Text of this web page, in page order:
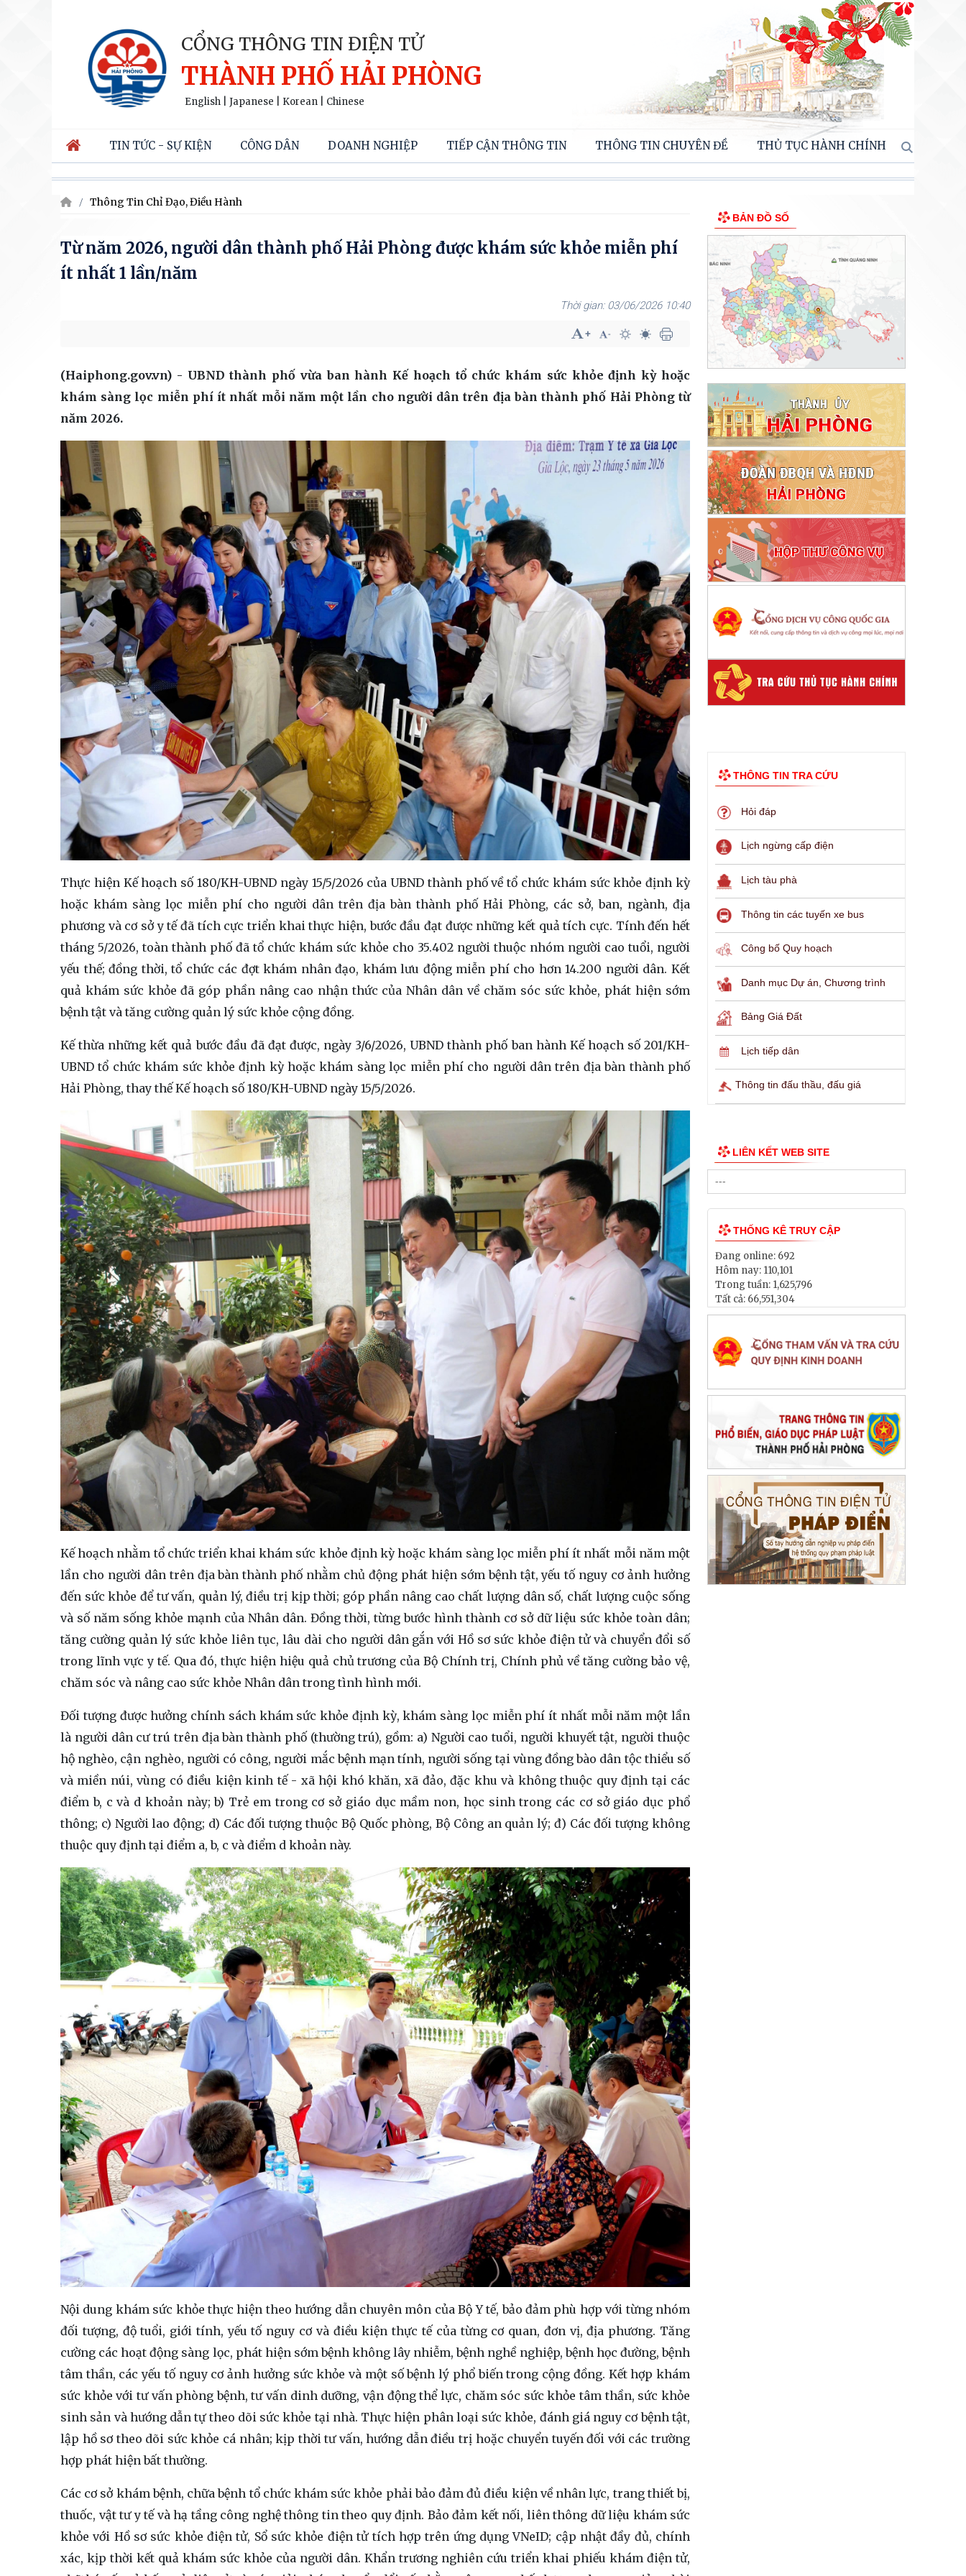
CỔNG THÔNG TIN ĐIỆN TỬ
THÀNH PHỐ HẢI PHÒNG
English Japanese Korean Chinese
TIN TỨC - SỰ KIỆN CÔNG DÂN DOANH NGHIỆP TIẾP CẬN THÔNG TIN THÔNG TIN CHUYÊN ĐỀ THỦ TỤC HÀNH CHÍNH
Thông Tin Chỉ Đạo, Điều Hành
Từ năm 2026, người dân thành phố Hải Phòng được khám sức khỏe miễn phí
ít nhất 1 lần/năm
03/06/2026 10:40
(Haiphong.gov.vn) - UBND thành phố vừa ban hành Kế hoạch tổ chức khám sức khỏe định kỳ hoặc
khám sàng lọc miễn phí ít nhất mỗi năm một lần cho người dân trên địa bàn thành phố Hải Phòng từ
năm 2026.
Thực hiện Kế hoạch số 180/KH-UBND ngày 15/5/2026 của UBND thành phố về tổ chức khám sức khỏe định kỳ
hoặc khám sàng lọc miễn phí cho người dân trên địa bàn thành phố Hải Phòng, các sở, ban, ngành, địa
phương và cơ sở y tế đã tích cực triển khai thực hiện, bước đầu đạt được những kết quả tích cực. Tính đến hết
tháng 5/2026, toàn thành phố đã tổ chức khám sức khỏe cho 35.402 người thuộc nhóm người cao tuổi, người
yếu thế; đồng thời, tổ chức các đợt khám nhân đạo, khám lưu động miễn phí cho hơn 14.200 người dân. Kết
quả khám sức khỏe đã góp phần nâng cao nhận thức của Nhân dân về chăm sóc sức khỏe, phát hiện sớm
bệnh tật và tăng cường quản lý sức khỏe cộng đồng.
Kế thừa những kết quả bước đầu đã đạt được, ngày 3/6/2026, UBND thành phố ban hành Kế hoạch số 201/KH-
UBND tổ chức khám sức khỏe định kỳ hoặc khám sàng lọc miễn phí cho người dân trên địa bàn thành phố
Hải Phòng, thay thế Kế hoạch số 180/KH-UBND ngày 15/5/2026.
Kế hoạch nhằm tổ chức triển khai khám sức khỏe định kỳ hoặc khám sàng lọc miễn phí ít nhất mỗi năm một
lần cho người dân trên địa bàn thành phố nhằm chủ động phát hiện sớm bệnh tật, yếu tố nguy cơ ảnh hưởng
đến sức khỏe để tư vấn, quản lý, điều trị kịp thời; góp phần nâng cao chất lượng dân số, chất lượng cuộc sống
và số năm sống khỏe mạnh của Nhân dân. Đồng thời, từng bước hình thành cơ sở dữ liệu sức khỏe toàn dân;
tăng cường quản lý sức khỏe liên tục, lâu dài cho người dân gắn với Hồ sơ sức khỏe điện tử và chuyển đổi số
trong lĩnh vực y tế. Qua đó, thực hiện hiệu quả chủ trương của Bộ Chính trị, Chính phủ về tăng cường bảo vệ,
chăm sóc và nâng cao sức khỏe Nhân dân trong tình hình mới.
Đối tượng được hưởng chính sách khám sức khỏe định kỳ, khám sàng lọc miễn phí ít nhất mỗi năm một lần
là người dân cư trú trên địa bàn thành phố (thường trú), gồm: a) Người cao tuổi, người khuyết tật, người thuộc
hộ nghèo, cận nghèo, người có công, người mắc bệnh mạn tính, người sống tại vùng đồng bào dân tộc thiểu số
và miền núi, vùng có điều kiện kinh tế - xã hội khó khăn, xã đảo, đặc khu và không thuộc quy định tại các
điểm b, c và d khoản này; b) Trẻ em trong cơ sở giáo dục mầm non, học sinh trong các cơ sở giáo dục phổ
thông; c) Người lao động; d) Các đối tượng thuộc Bộ Quốc phòng, Bộ Công an quản lý; đ) Các đối tượng không
thuộc quy định tại điểm a, b, c và điểm d khoản này.
Nội dung khám sức khỏe thực hiện theo hướng dẫn chuyên môn của Bộ Y tế, bảo đảm phù hợp với từng nhóm
đối tượng, độ tuổi, giới tính, yếu tố nguy cơ và điều kiện thực tế của từng cơ quan, đơn vị, địa phương. Tăng
cường các hoạt động sàng lọc, phát hiện sớm bệnh không lây nhiễm, bệnh nghề nghiệp, bệnh học đường, bệnh
tâm thần, các yếu tố nguy cơ ảnh hưởng sức khỏe và một số bệnh lý phổ biến trong cộng đồng. Kết hợp khám
sức khỏe với tư vấn phòng bệnh, tư vấn dinh dưỡng, vận động thể lực, chăm sóc sức khỏe tâm thần, sức khỏe
sinh sản và hướng dẫn tự theo dõi sức khỏe tại nhà. Thực hiện phân loại sức khỏe, đánh giá nguy cơ bệnh tật,
lập hồ sơ theo dõi sức khỏe cá nhân; kịp thời tư vấn, hướng dẫn điều trị hoặc chuyển tuyến đối với các trường
hợp phát hiện bất thường.
Các cơ sở khám bệnh, chữa bệnh tổ chức khám sức khỏe phải bảo đảm đủ điều kiện về nhân lực, trang thiết bị,
thuốc, vật tư y tế và hạ tầng công nghệ thông tin theo quy định. Bảo đảm kết nối, liên thông dữ liệu khám sức
khỏe với Hồ sơ sức khỏe điện tử, Sổ sức khỏe điện tử tích hợp trên ứng dụng VNeID; cập nhật đầy đủ, chính
xác, kịp thời kết quả khám sức khỏe của người dân. Khẩn trương nghiên cứu triển khai phiếu khám điện tử,
BẢN ĐỒ SỐ
THÔNG TIN TRA CỨU
Hỏi đáp
Lịch ngừng cấp điện
Lịch tàu phà
Thông tin các tuyến xe bus
Công bố Quy hoạch
Danh mục Dự án, Chương trình
Bảng Giá Đất
Lịch tiếp dân
Thông tin đấu thầu, đấu giá
LIÊN KẾT WEB SITE
THỐNG KÊ TRUY CẬP
Đang online: 692
Hôm nay: 110,101
Trong tuần: 1,625,796
Tất cả: 66,551,304